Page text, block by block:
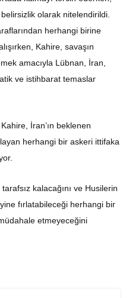
olarak nitelendirildi.
herhangi birine
Kahire, savaşın
amacıyla Lübnan, İran,
ve istihbarat temaslar
İran’ın beklenen
herhangi bir askeri ittifaka
kalacağını ve Husilerin
fırlatabileceği herhangi bir
etmeyeceğini